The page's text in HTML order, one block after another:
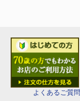
よくあるご質問